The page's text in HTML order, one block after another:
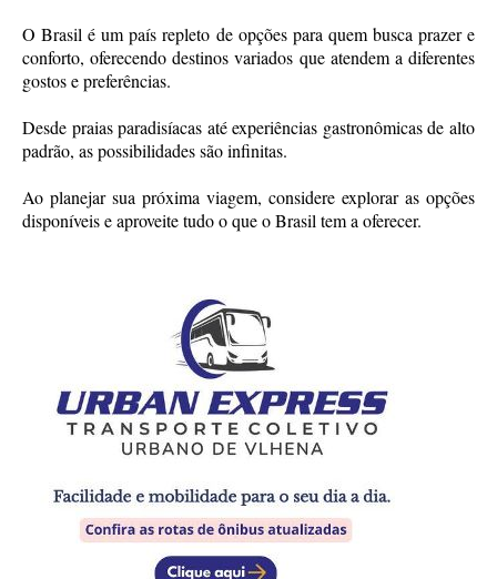
O Brasil é um país repleto de opções para quem busca prazer e
conforto, oferecendo destinos variados que atendem a diferentes
gostos e preferências.
Desde praias paradisíacas até experiências gastronômicas de alto
padrão, as possibilidades são infinitas.
Ao planejar sua próxima viagem, considere explorar as opções
disponíveis e aproveite tudo o que o Brasil tem a oferecer.